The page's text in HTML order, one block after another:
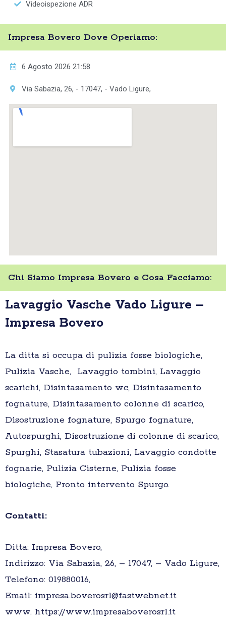
Videoispezione ADR
Impresa Bovero Dove Operiamo:
6 Agosto 2026 21:58
Via Sabazia, 26, - 17047, - Vado Ligure,
Chi Siamo Impresa Bovero e Cosa Facciamo:
Lavaggio Vasche Vado Ligure –
Impresa Bovero
La ditta si occupa di pulizia fosse biologiche,
Pulizia Vasche, Lavaggio tombini, Lavaggio
scarichi, Disintasamento wc, Disintasamento
fognature, Disintasamento colonne di scarico,
Disostruzione fognature, Spurgo fognature,
Autospurghi, Disostruzione di colonne di scarico,
Spurghi, Stasatura tubazioni, Lavaggio condotte
fognarie, Pulizia Cisterne, Pulizia fosse
biologiche, Pronto intervento Spurgo.
Contatti:
Ditta: Impresa Bovero,
Indirizzo: Via Sabazia, 26, – 17047, – Vado Ligure,
Telefono: 019880016,
Email: impresa.boverosrl@fastwebnet.it
www. https://www.impresaboverosrl.it